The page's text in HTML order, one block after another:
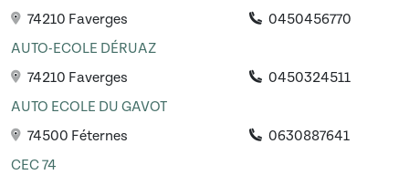
74210 Faverges
0450456770
AUTO-ECOLE DÉRUAZ
74210 Faverges
0450324511
AUTO ECOLE DU GAVOT
74500 Féternes
0630887641
CEC 74